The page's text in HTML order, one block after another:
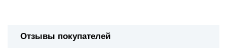
Отзывы покупателей